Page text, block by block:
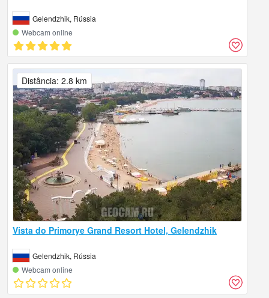
Gelendzhik, Rússia
Webcam online
Vista do Primorye Grand Resort Hotel, Gelendzhik
Gelendzhik, Rússia
Webcam online
Distância: 2.8 km